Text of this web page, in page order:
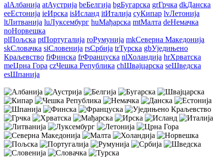
alАлбанија atАустрија beБелгија bgБугарска grГрчка dkДанска
eeЕстонија ieИрска isИсланд itИталија cyКипар lvЛетонија
ltЛитванија luЛуксембург huМађарска mtМалта deНемачка
noНорвешка
plПољска ptПортугалија roРумунија mkСеверна Македонија
skСловачка siСловенија rsСрбија trТурска gbУједињено
Краљевство fiФинска frФранцуска nlХоландија hrХрватска
meЦрна Гора czЧешка Република chШвајцарска seШведска
esШпанија